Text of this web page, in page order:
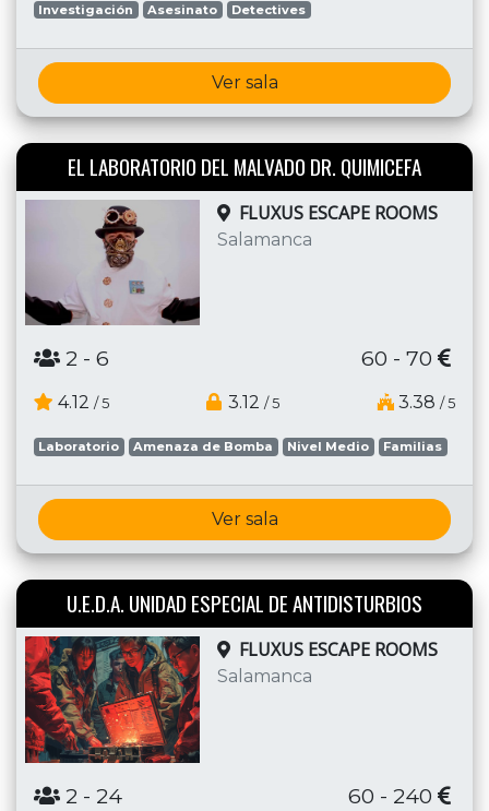
Investigación Asesinato Detectives
Ver sala
EL LABORATORIO DEL MALVADO DR. QUIMICEFA
FLUXUS ESCAPE ROOMS
Salamanca
2 - 6 60 - 70
4.12 / 5 3.12 / 5 3.38 / 5
Laboratorio Amenaza de Bomba Nivel Medio Familias
Ver sala
U.E.D.A. UNIDAD ESPECIAL DE ANTIDISTURBIOS
FLUXUS ESCAPE ROOMS
Salamanca
2 - 24 60 - 240